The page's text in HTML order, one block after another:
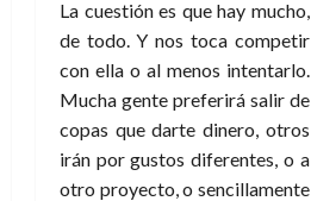
La cuestión es que hay mucho,
de todo. Y nos toca competir
con ella o al menos intentarlo.
Mucha gente preferirá salir de
copas que darte dinero, otros
irán por gustos diferentes, o a
otro proyecto, o sencillamente